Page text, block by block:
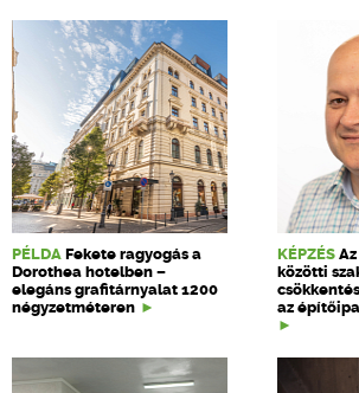
PÉLDA Fekete ragyogás a
Dorothea hotelben –
elegáns grafitárnyalat 1200
négyzetméteren
KÉPZÉS
közötti
az